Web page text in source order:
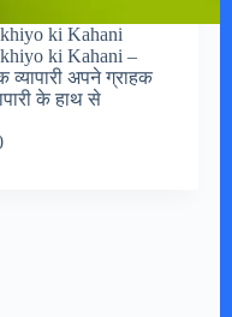
ki Kahani
ki Kahani –
अपने ग्राहक
के हाथ से